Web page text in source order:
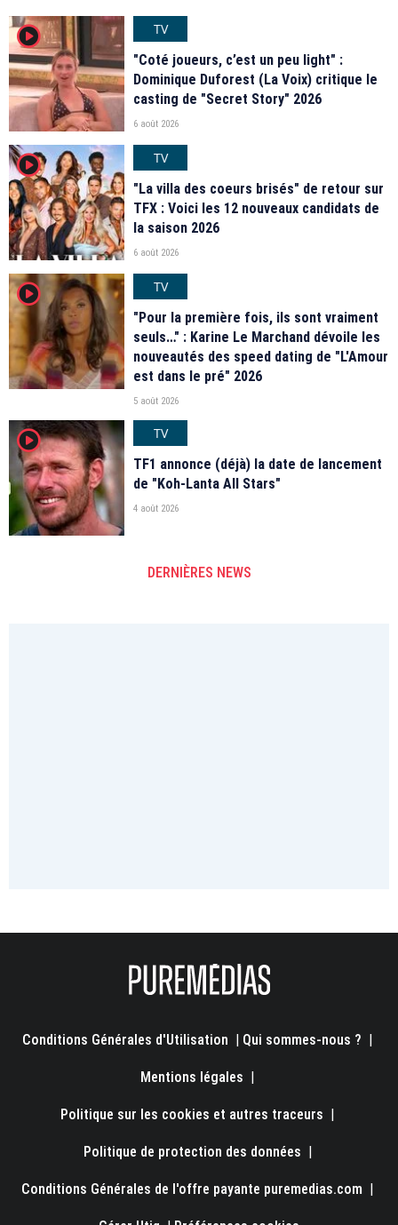
player2
TV
"Coté joueurs, c’est un peu light" :
Dominique Duforest (La Voix) critique le
casting de "Secret Story" 2026
6 août 2026
player2
TV
"La villa des coeurs brisés" de retour sur
TFX : Voici les 12 nouveaux candidats de
la saison 2026
6 août 2026
player2
TV
"Pour la première fois, ils sont vraiment
seuls…" : Karine Le Marchand dévoile les
nouveautés des speed dating de "L'Amour
est dans le pré" 2026
5 août 2026
player2
TV
TF1 annonce (déjà) la date de lancement
de "Koh-Lanta All Stars"
4 août 2026
DERNIÈRES NEWS
Conditions Générales d'Utilisation | Qui sommes-nous ? |
Mentions légales |
Politique sur les cookies et autres traceurs |
Politique de protection des données |
Conditions Générales de l'offre payante puremedias.com |